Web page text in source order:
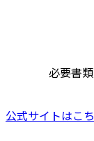
必要書類
公式サイトはこ